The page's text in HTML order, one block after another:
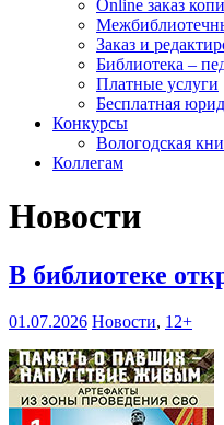
Online заказ
Заказ и
Библиотека –
Платные услуги
Бесплатная
Конкурсы
Вологодская
Коллегам
Новости
В библиотеке
01.07.2026 Новости, 12+